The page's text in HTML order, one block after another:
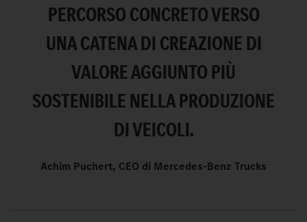
PERCORSO CONCRETO VERSO
UNA CATENA DI CREAZIONE DI
VALORE AGGIUNTO PIÙ
SOSTENIBILE NELLA PRODUZIONE
DI VEICOLI.
Achim Puchert, CEO di Mercedes-Benz Trucks